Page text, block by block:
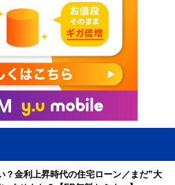
？金利上昇時代の住宅ローン／まだ”大